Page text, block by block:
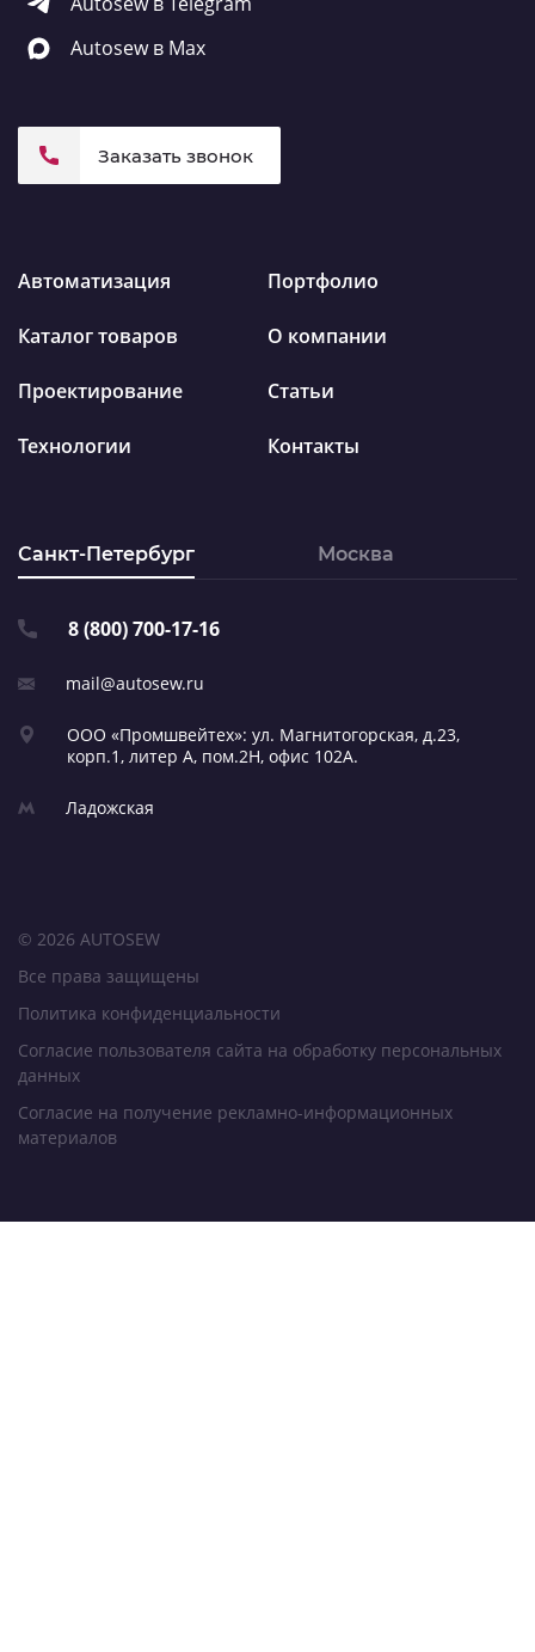
Autosew в Max
Автоматизация
Каталог товаров
Проектирование
Технологии
Портфолио
О компании
Статьи
Контакты
Санкт-Петербург Москва
8 (800) 700-17-16
mail@autosew.ru
ООО «Промшвейтех»: ул. Магнитогорская, д.23,
корп.1, литер А, пом.2Н, офис 102А.
Ладожская
Заказать звонок
© 2026 AUTOSEW
Все права защищены
Политика конфиденциальности
Согласие пользователя сайта на обработку персональных
данных
Согласие на получение рекламно-информационных
материалов